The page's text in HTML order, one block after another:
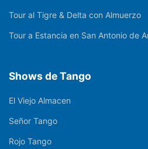
Tour al Tigre & Delta con Almuerzo
Tour a Estancia en San Antonio de
Shows de Tango
El Viejo Almacen
Señor Tango
Rojo Tango